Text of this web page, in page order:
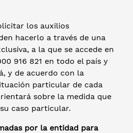
los auxilios
hacerlo a través de una
a la que se accede en
916 821 en todo el país y
y de acuerdo con la
particular de cada
sobre la medida que
caso particular.
por la entidad para